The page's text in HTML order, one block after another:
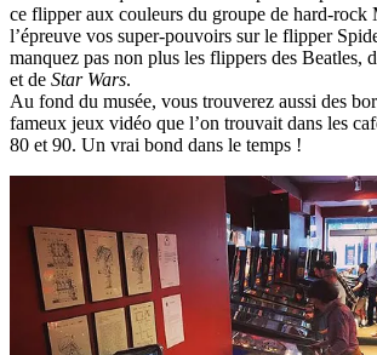
ce flipper aux couleurs du groupe de hard-rock
l’épreuve vos super-pouvoirs sur le flipper
manquez pas non plus les flippers des Beatles,
et de Star Wars.
Au fond du musée, vous trouverez aussi des
fameux jeux vidéo que l’on trouvait dans les
80 et 90. Un vrai bond dans le temps !